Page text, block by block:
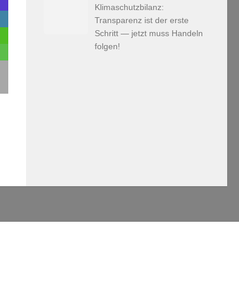
Klimaschutzbilanz:
Transparenz ist der erste
Schritt — jetzt muss Handeln
folgen!